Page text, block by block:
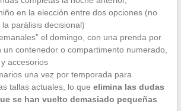
en la elección entre dos opciones (no
parálisis decisional)
el domingo, con una prenda por
un contenedor o compartimento numerado,
accesorios
una vez por temporada para
tallas actuales, lo que elimina las dudas
se han vuelto demasiado pequeñas